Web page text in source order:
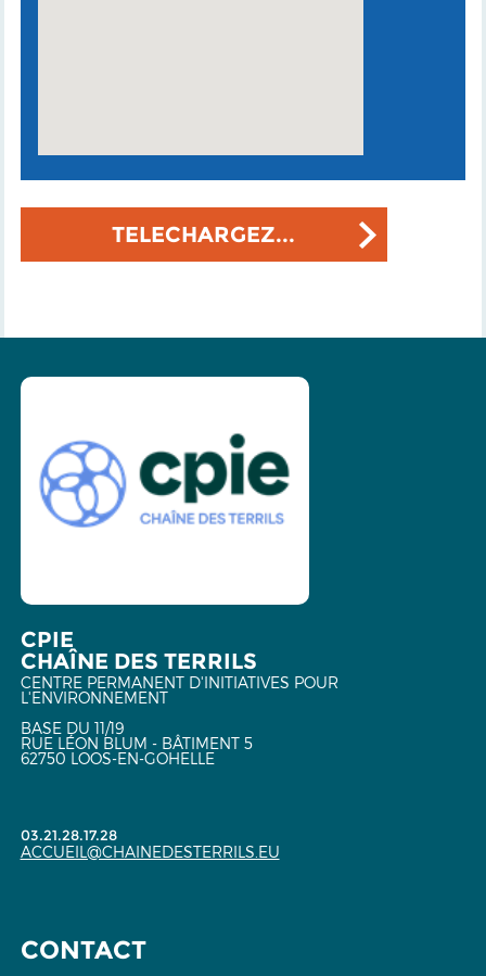
TELECHARGEZ...
CPIE
CHAÎNE DES TERRILS
CENTRE PERMANENT D'INITIATIVES POUR
L'ENVIRONNEMENT
BASE DU 11/19
RUE LÉON BLUM - BÂTIMENT 5
62750 LOOS-EN-GOHELLE
03.21.28.17.28
ACCUEIL@CHAINEDESTERRILS.EU
CONTACT